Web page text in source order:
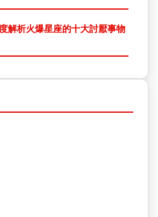
解析火爆星座的十大討厭事物